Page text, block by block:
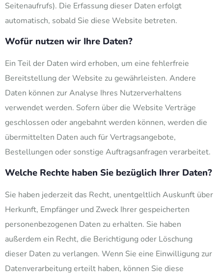
Seitenaufrufs). Die Erfassung dieser Daten erfolgt
automatisch, sobald Sie diese Website betreten.
Wofür nutzen wir Ihre Daten?
Ein Teil der Daten wird erhoben, um eine fehlerfreie
Bereitstellung der Website zu gewährleisten. Andere
Daten können zur Analyse Ihres Nutzerverhaltens
verwendet werden. Sofern über die Website Verträge
geschlossen oder angebahnt werden können, werden die
übermittelten Daten auch für Vertragsangebote,
Bestellungen oder sonstige Auftragsanfragen verarbeitet.
Welche Rechte haben Sie bezüglich Ihrer Daten?
Sie haben jederzeit das Recht, unentgeltlich Auskunft über
Herkunft, Empfänger und Zweck Ihrer gespeicherten
personenbezogenen Daten zu erhalten. Sie haben
außerdem ein Recht, die Berichtigung oder Löschung
dieser Daten zu verlangen. Wenn Sie eine Einwilligung zur
Datenverarbeitung erteilt haben, können Sie diese